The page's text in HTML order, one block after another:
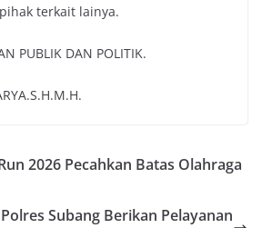
terkait lainya.
PUBLIK DAN POLITIK.
2026 Pecahkan Batas Olahraga
Polres Subang Berikan Pelayanan